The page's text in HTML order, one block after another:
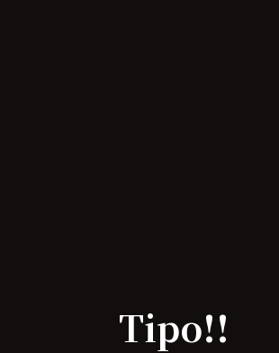
Tipo!!